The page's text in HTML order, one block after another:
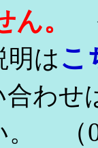
。
明はこ
合わせ
（